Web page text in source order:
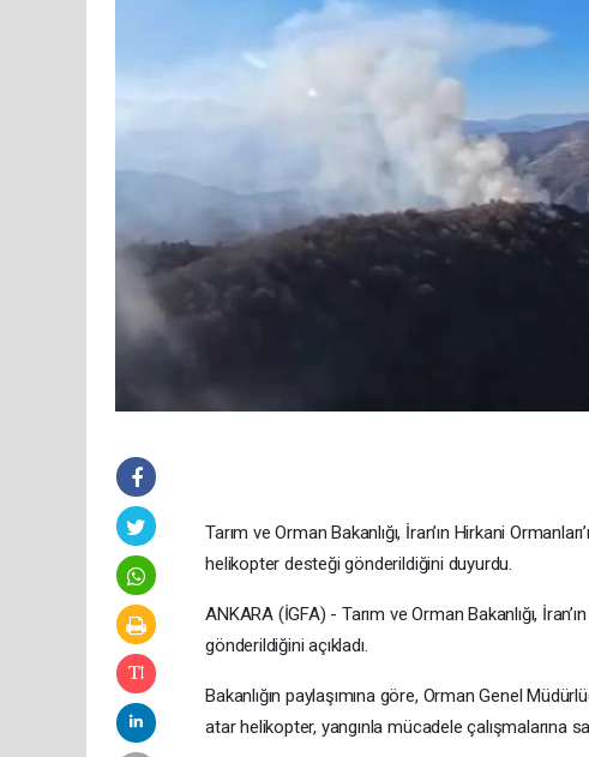
Tarım ve Orman Bakanlığı, İran’ın Hirkani
helikopter desteği gönderildiğini duyurdu.
ANKARA (İGFA) - Tarım ve Orman Bakanlığı,
gönderildiğini açıkladı.
Bakanlığın paylaşımına göre, Orman Genel
atar helikopter, yangınla mücadele çalışmalarına